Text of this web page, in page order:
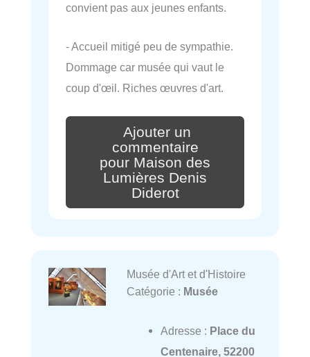
convient pas aux jeunes enfants.
- Accueil mitigé peu de sympathie.
Dommage car musée qui vaut le
coup d'œil. Riches œuvres d'art.
Ajouter un
commentaire
pour Maison des
Lumières Denis
Diderot
Musée d'Art et d'Histoire
Catégorie : Musée
Adresse : Place du
Centenaire, 52200